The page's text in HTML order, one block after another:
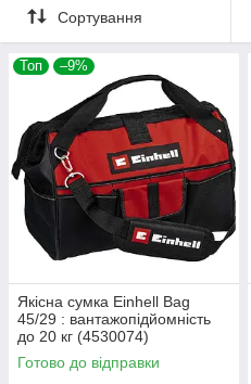
Сортування
Топ –9%
Якісна сумка Einhell Bag
45/29 : вантажопідйомність
до 20 кг (4530074)
Готово до відправки